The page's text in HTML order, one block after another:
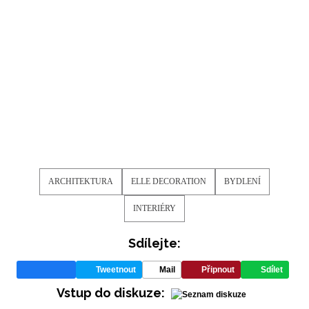
ARCHITEKTURA ELLE DECORATION BYDLENÍ
INTERIÉRY
Sdílejte:
Tweetnout Mail Připnout Sdílet
Vstup do diskuze: